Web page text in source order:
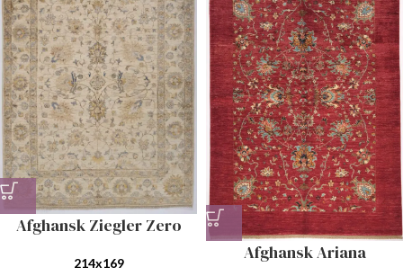
Afghansk Ziegler Zero
214x169 Afghansk Ariana